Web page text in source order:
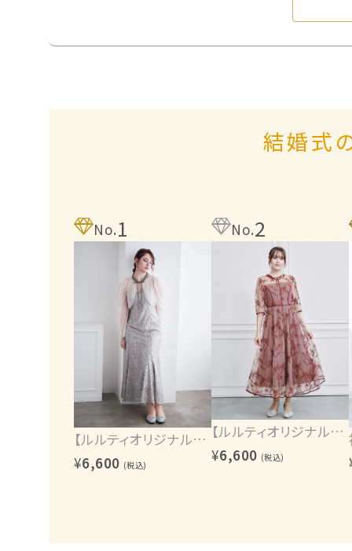
結婚式
No.1
【ルルティオリジナル】ヴィンテージレース2wayワンピース
¥6,600 (税込)
No.2
【ルルティオリジナル】エンブロイダリーワンピース
¥6,600 (税込)